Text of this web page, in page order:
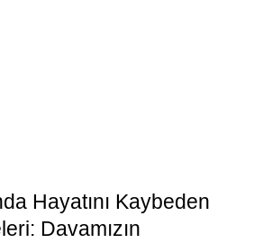
Hayatını Kaybeden
Davamızın